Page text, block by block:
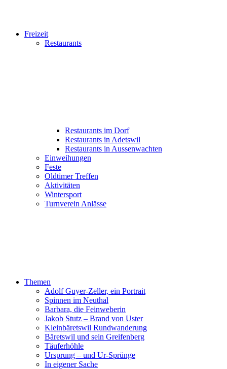
Freizeit
Restaurants
Restaurants im Dorf
Restaurants in Adetswil
Restaurants in Aussenwachten
Einweihungen
Feste
Oldtimer Treffen
Aktivitäten
Wintersport
Turnverein Anlässe
Themen
Adolf Guyer-Zeller, ein Portrait
Spinnen im Neuthal
Barbara, die Feinweberin
Jakob Stutz – Brand von Uster
Kleinbäretswil Rundwanderung
Bäretswil und sein Greifenberg
Täuferhöhle
Ursprung – und Ur-Sprünge
In eigener Sache